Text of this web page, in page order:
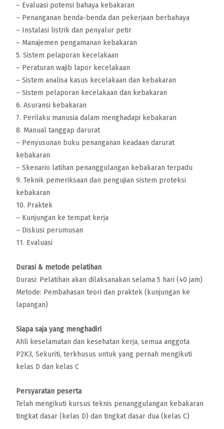
– Evaluasi potensi bahaya kebakaran
– Penanganan benda-benda dan pekerjaan berbahaya
– Instalasi listrik dan penyalur petir
– Manajemen pengamanan kebakaran
5. Sistem pelaporan kecelakaan
– Peraturan wajib lapor kecelakaan
– Sistem analisa kasus kecelakaan dan kebakaran
– Sistem pelaporan kecelakaan dan kebakaran
6. Asuransi kebakaran
7. Perilaku manusia dalam menghadapi kebakaran
8. Manual tanggap darurat
– Penyusunan buku penanganan keadaan darurat
kebakaran
– Skenario latihan penanggulangan kebakaran terpadu
9. Teknik pemeriksaan dan pengujian sistem proteksi
kebakaran
10. Praktek
– Kunjungan ke tempat kerja
– Diskusi perumusan
11. Evaluasi
Durasi & metode pelatihan
Durasi: Pelatihan akan dilaksanakan selama 5 hari (40 jam)
Metode: Pembahasan teori dan praktek (kunjungan ke
lapangan)
Siapa saja yang menghadiri
Ahli keselamatan dan kesehatan kerja, semua anggota
P2K3, Sekuriti, terkhusus untuk yang pernah mengikuti
kelas D dan kelas C
Persyaratan peserta
Telah mengikuti kursus teknis penanggulangan kebakaran
tingkat dasar (kelas D) dan tingkat dasar dua (kelas C)